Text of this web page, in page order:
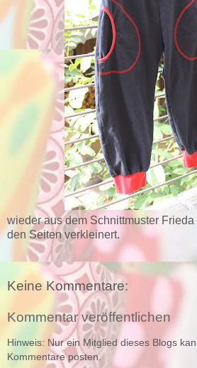
wieder aus dem Schnittmuster
den Seiten verkleinert.
Keine Kommentare:
Kommentar veröffentlichen
Hinweis: Nur ein Mitglied dieses Blogs
Kommentare posten.